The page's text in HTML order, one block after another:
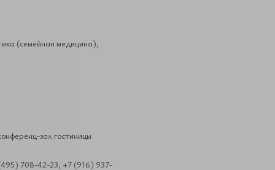
(семейная медицина),
зал гостиницы
708-42-23, +7 (916) 937-